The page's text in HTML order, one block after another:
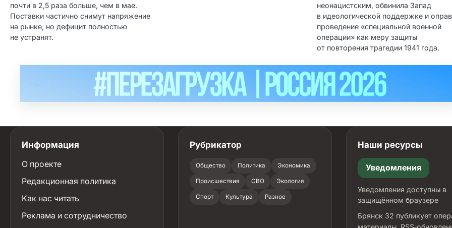
почти в 2,5 раза больше, чем в мае.
Поставки частично снимут напряжение
на рынке, но дефицит полностью
не устранят.
неонацистским, обвинила Запад
в идеологической поддержке и
проведение «специальной военной
операции» как меру защиты
от повторения трагедии 1941 года.
Информация
О проекте
Редакционная политика
Как нас читать
Реклама и сотрудничество
Рубрикатор
Общество Политика Экономика
Происшествия СВО Экология
Спорт Культура Разное
Наши ресурсы
Уведомления
Уведомления доступны в
защищённом браузере
Брянск 32 публикует